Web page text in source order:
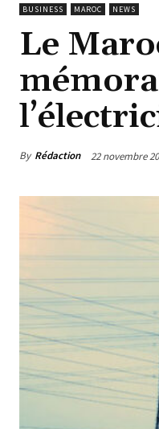
BUSINESS MAROC NEWS
Le
By Rédaction 22 novembre